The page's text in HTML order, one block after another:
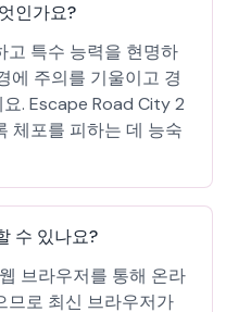
인가요?
고 특수 능력을 현명하
에 주의를 기울이고 경
. Escape Road City 2
체포를 피하는 데 능숙
수 있나요?
브라우저를 통해 온라
므로 최신 브라우저가